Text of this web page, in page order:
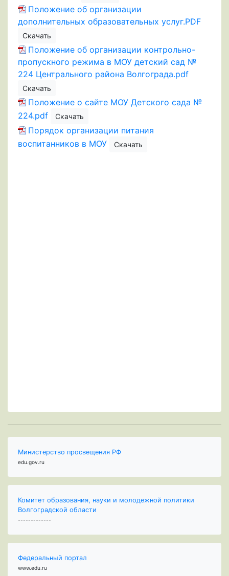
Положение об организации
дополнительных образовательных услуг.PDF
Скачать
Положение об организации контрольно-
пропускного режима в МОУ детский сад №
224 Центрального района Волгограда.pdf
Скачать
Положение о сайте МОУ Детского сада №
224.pdf
Скачать
Порядок организации питания
воспитанников в МОУ
Скачать
Министерство просвещения РФ
edu.gov.ru
Комитет образования, науки и молодежной политики
Волгоградской области
-------------
Федеральный портал
www.edu.ru